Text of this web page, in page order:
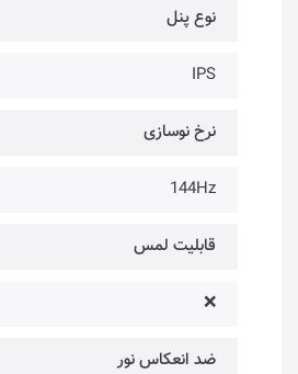
نوع پنل
IPS
نرخ نوسازی
144Hz
قابلیت لمس
❌
ضد انعکاس نور